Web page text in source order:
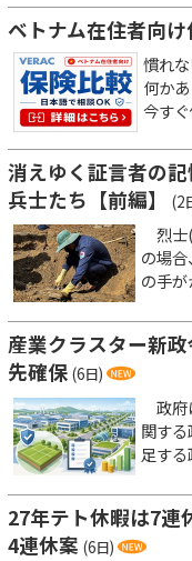
ベトナム在住者向
慣れ
何か
今す
消えゆく証言者の
兵士たち【前編】
(2
烈士
の場
の手が
産業クラスター新
先確保 (6日)
政府
関す
足する
27年テト休暇は7連
4連休案 (6日)